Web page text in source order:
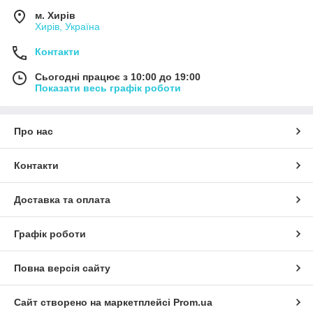
м. Хирів
Хирів, Україна
Контакти
Сьогодні працює з 10:00 до 19:00
Показати весь графік роботи
Про нас
Контакти
Доставка та оплата
Графік роботи
Повна версія сайту
Сайт створено на маркетплейсі Prom.ua